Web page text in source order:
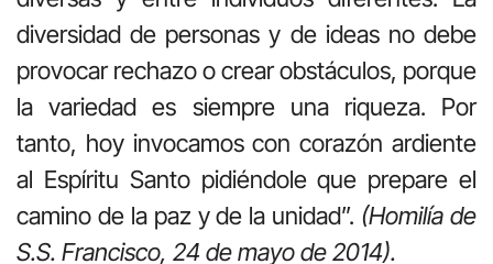
diversidad de personas y de ideas no debe
provocar rechazo o crear obstáculos, porque
la variedad es siempre una riqueza. Por
tanto, hoy invocamos con corazón ardiente
al Espíritu Santo pidiéndole que prepare el
camino de la paz y de la unidad”. (Homilía de
S.S. Francisco, 24 de mayo de 2014).